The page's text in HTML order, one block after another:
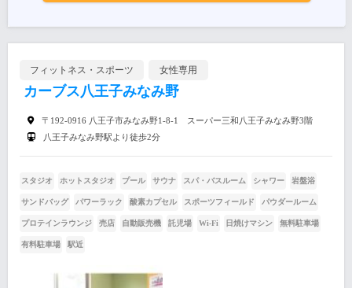
フィットネス・スポーツ 女性専用
カーブス八王子みなみ野
〒192-0916 八王子市みなみ野1-8-1 スーパー三和八王子みなみ野3階
八王子みなみ野駅より徒歩2分
スタジオ ホットスタジオ プール サウナ スパ・バスルーム シャワー 岩盤浴
サンドバッグ パワーラック 酸素カプセル スポーツフィールド パウダールーム
プロテインラウンジ 売店 自動販売機 託児場 Wi-Fi 日焼けマシン 無料駐車場
有料駐車場 駅近